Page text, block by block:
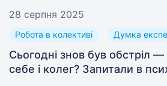
28 серпня 2025
Робота в колективі Думка
Сьогодні знов був обстріл
себе і колег? Запитали в